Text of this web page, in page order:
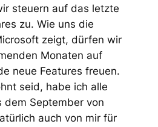
steuern auf das letzte
zu. Wie uns die
zeigt, dürfen wir
Monaten auf
neue Features freuen.
seid, habe ich alle
dem September von
auch von mir für